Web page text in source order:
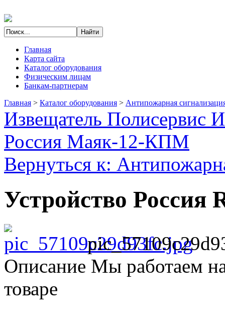
Главная
Карта сайта
Каталог оборудования
Физическим лицам
Банкам-партнерам
Главная > Каталог оборудования > Антипожарная
Извещатель
Россия Маяк-12-КПМ
Вернуться к:
Устройство Россия
Описание Мы работаем
товаре